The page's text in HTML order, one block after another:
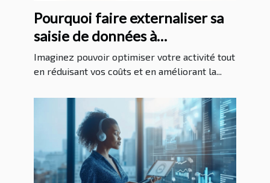
Pourquoi faire externaliser sa
saisie de données à
Madagascar est une bonne idée
?
Imaginez pouvoir optimiser votre activité tout
en réduisant vos coûts et en améliorant la...